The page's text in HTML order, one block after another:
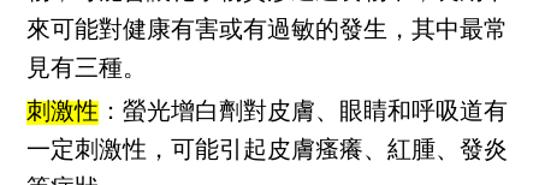
來可能對健康有害或有過敏的發生，其中最常
見有三種。
刺激性 ：螢光增白劑對皮膚、眼睛和呼吸道有
一定刺激性，可能引起皮膚瘙癢、紅腫、發炎